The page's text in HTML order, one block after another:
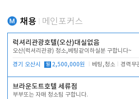
채용 메인포커스
럭셔리관광호텔(오산)대실없음
오산(럭셔리관광) 청소,베팅같이하실분 구합니다~
경기 오산시 월 2,500,000원 베팅,청소 경력무
브라운도트호텔 세류점
부부또는 자매 청소팀 구합니다.